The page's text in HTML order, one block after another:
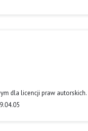
dla licencji praw autorskich.